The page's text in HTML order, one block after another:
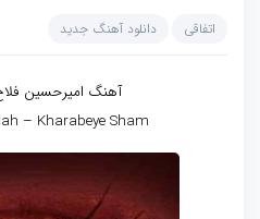
اتفاقی دانلود آهنگ جدید
آهنگ امیرحسین
– Kharabeye Sham